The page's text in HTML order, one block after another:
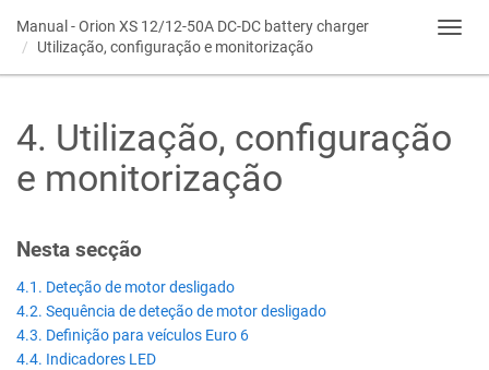
Manual -Orion XS 12/12-50A DC-DC battery charger
Utilização, configuração e monitorização
4. Utilização, configuração
e monitorização
Nesta secção
4.1. Deteção de motor desligado
4.2. Sequência de deteção de motor desligado
4.3. Definição para veículos Euro 6
4.4. Indicadores LED